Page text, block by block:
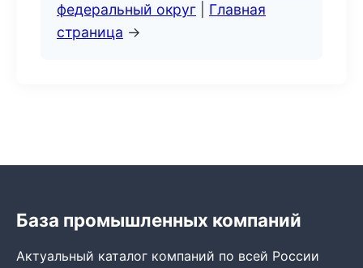
федеральный округ
Главная
страница →
База промышленных компаний
Актуальный каталог компаний по всей России